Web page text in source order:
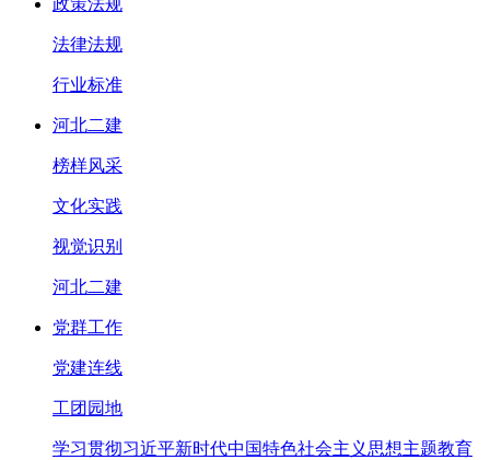
法律法规
行业标准
河北二建
榜样风采
文化实践
视觉识别
河北二建
党群工作
党建连线
工团园地
学习贯彻习近平新时代中国特色社会主义思想主题教育